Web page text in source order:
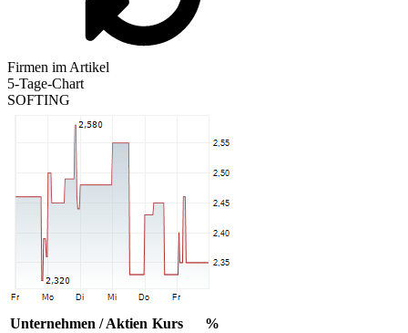
Firmen im Artikel
5-Tage-Chart
SOFTING
Unternehmen / Aktien Kurs
%